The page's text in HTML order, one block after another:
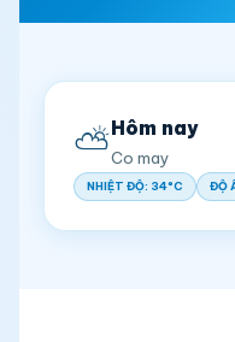
⛅Hôm nay
Co may
NHIỆT ĐỘ: 34°C ĐỘ